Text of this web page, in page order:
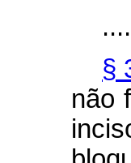
§
não